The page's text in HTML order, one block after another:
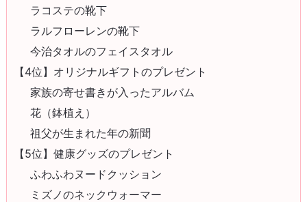
ラコステの靴下
ラルフローレンの靴下
今治タオルのフェイスタオル
【4位】オリジナルギフトのプレゼント
家族の寄せ書きが入ったアルバム
花（鉢植え）
祖父が生まれた年の新聞
【5位】健康グッズのプレゼント
ふわふわヌードクッション
ミズノのネックウォーマー